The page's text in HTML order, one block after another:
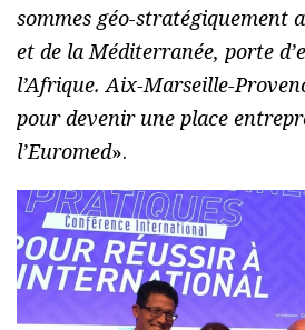
sommes géo-stratégiquement
et de la Méditerranée, porte
l’Afrique. Aix-Marseille-
pour devenir une place
l’Euromed».